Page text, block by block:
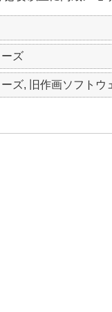
ズ
ズ, 旧作画ソフトウ